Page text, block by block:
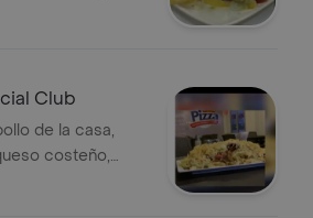
costeño y papa
Club
de la casa,
costeño,
de angel, salsas